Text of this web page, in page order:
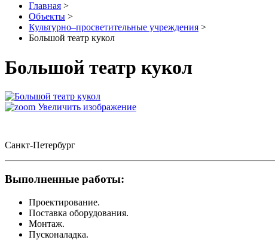
Главная >
Объекты >
Культурно–просветительные учреждения >
Большой театр кукол
Большой театр кукол
Увеличить изображение
Санкт-Петербург
Выполненные работы:
Проектирование.
Поставка оборудования.
Монтаж.
Пусконаладка.